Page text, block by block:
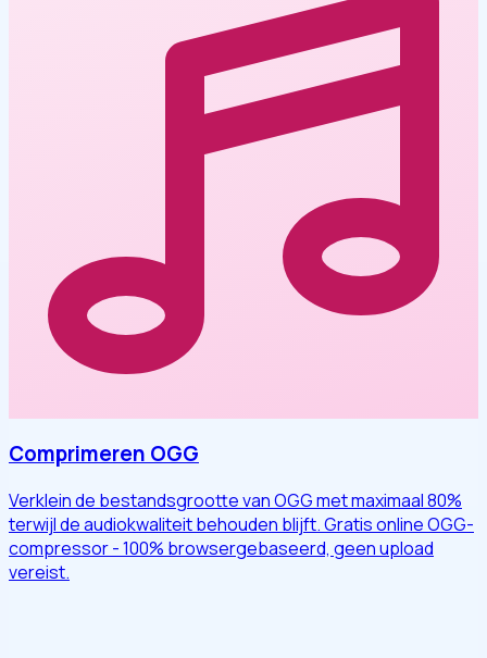
Comprimeren OGG
Verklein de bestandsgrootte van OGG met maximaal 80%
terwijl de audiokwaliteit behouden blijft. Gratis online OGG-
compressor - 100% browsergebaseerd, geen upload
vereist.